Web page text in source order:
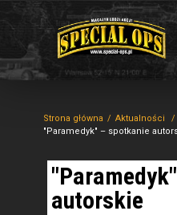
Strona główna Aktualności
"Paramedyk" – spotkanie
autorskie